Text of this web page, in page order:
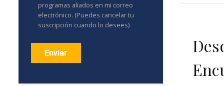
programas aliados en mi correo
electrónico. (Puedes cancelar tu
suscripción cuando lo desees)